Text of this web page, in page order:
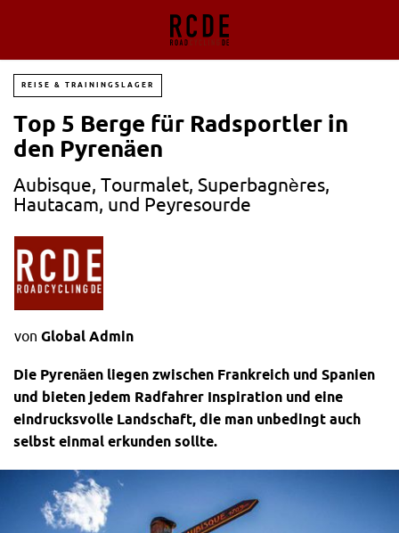
REISE & TRAININGSLAGER
Top 5 Berge für Radsportler in
den Pyrenäen
Aubisque, Tourmalet, Superbagnères,
Hautacam, und Peyresourde
von Global Admin
Die Pyrenäen liegen zwischen Frankreich und Spanien
und bieten jedem Radfahrer Inspiration und eine
eindrucksvolle Landschaft, die man unbedingt auch
selbst einmal erkunden sollte.